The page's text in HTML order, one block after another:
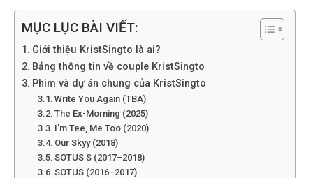
MỤC LỤC BÀI VIẾT:
Giới thiệu KristSingto là ai?
Bảng thông tin về couple KristSingto
Phim và dự án chung của KristSingto
Write You Again (TBA)
The Ex-Morning (2025)
I’m Tee, Me Too (2020)
Our Skyy (2018)
SOTUS S (2017–2018)
SOTUS (2016–2017)